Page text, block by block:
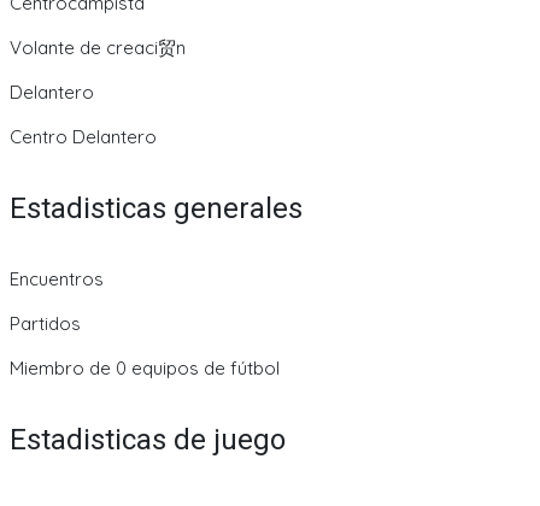
Volante de creaci贸n
Delantero
Centro Delantero
Estadisticas generales
Encuentros
Partidos
Miembro de 0 equipos de fútbol
Estadisticas de juego